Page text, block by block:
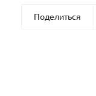
Поделиться